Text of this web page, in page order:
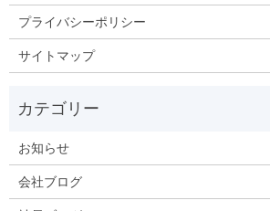
プライバシーポリシー
サイトマップ
お知らせ
会社ブログ